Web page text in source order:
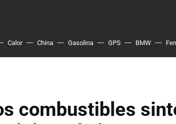
Calor China Gasolina GPS BMW
combustibles